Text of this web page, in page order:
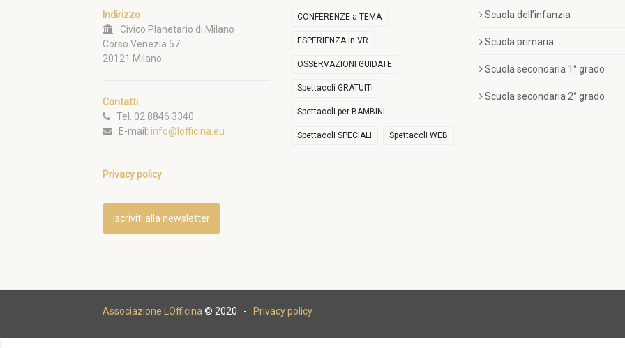
Indirizzo
Civico Planetario di Milano
Corso Venezia 57
20121 Milano
Contatti
Tel. 02 8846 3340
E-mail: info@lofficina.eu
Privacy policy
Iscriviti alla newsletter
CONFERENZE a TEMA
ESPERIENZA in VR
OSSERVAZIONI GUIDATE
Spettacoli GRATUITI
Spettacoli per BAMBINI
Spettacoli SPECIALI Spettacoli WEB
Scuola dell’infanzia
Scuola primaria
Scuola secondaria 1° grado
Scuola secondaria 2° grado
Associazione LOfficina © 2020 - Privacy policy